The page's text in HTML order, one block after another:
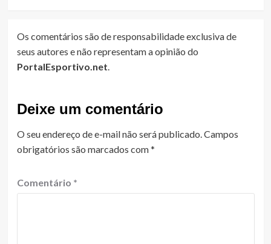
Os comentários são de responsabilidade exclusiva de
seus autores e não representam a opinião do
PortalEsportivo.net.
Deixe um comentário
O seu endereço de e-mail não será publicado.Campos
obrigatórios são marcados com*
Comentário *